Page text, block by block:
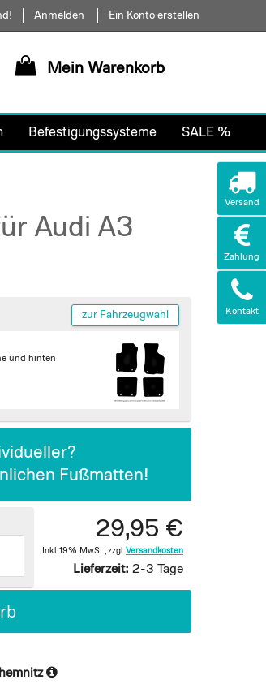
Anmelden Ein Konto erstellen
Mein Warenkorb
Befestigungssysteme SALE %
Audi A3
zur Fahrzeugwahl
und hinten
Fußmatten!
29,95 €
Inkl. 19% MwSt. zzgl. Versandkosten
Lieferzeit: 2-3 Tage
Versand
Zahlung
Kontakt